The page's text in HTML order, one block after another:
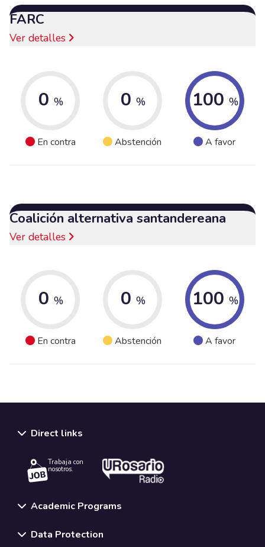
FARC
Ver detalles
0 %
En contra
0 %
Abstención
100 %
A favor
Coalición alternativa santandereana
Ver detalles
0 %
En contra
0 %
Abstención
100 %
A favor
Direct links
Trabaja con
nosotros.
Academic Programs
Data Protection